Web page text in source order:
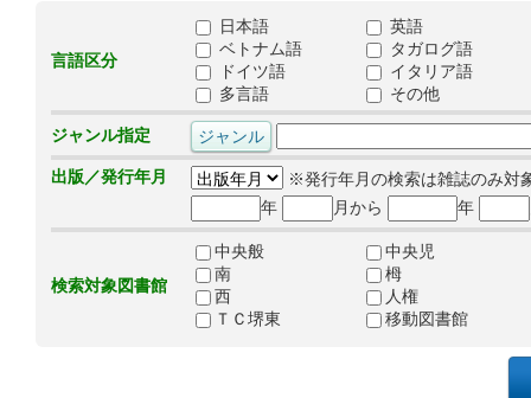
言語区分
日本語
英語
ベトナム語
タガログ語
ドイツ語
イタリア語
多言語
その他
ジャンル指定
出版／発行年月
※発行年月の検索は雑誌のみ対
年
月から 年
検索対象図書館
中央般
中央児
南
栂
西
人権
ＴＣ堺東
移動図書館